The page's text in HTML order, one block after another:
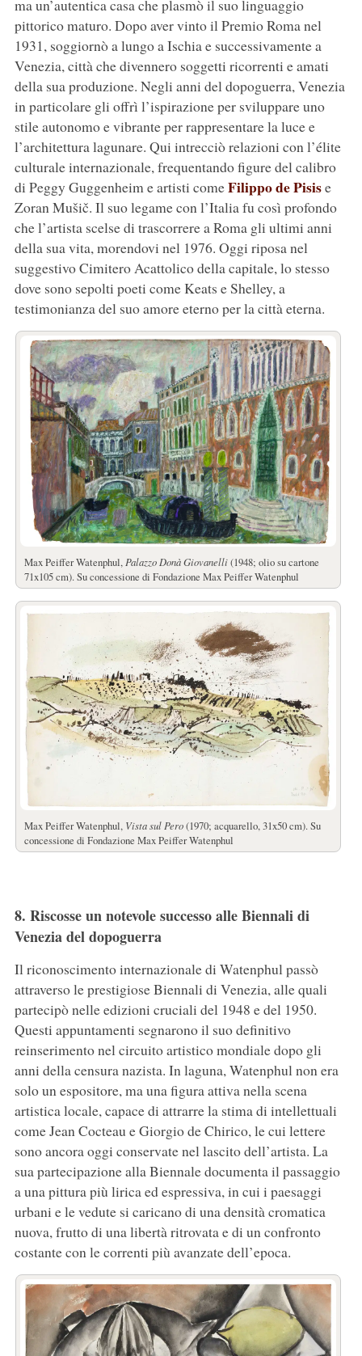
ma un’autentica casa che plasmò il suo linguaggio
pittorico maturo. Dopo aver vinto il Premio Roma nel
1931, soggiornò a lungo a Ischia e successivamente a
Venezia, città che divennero soggetti ricorrenti e amati
della sua produzione. Negli anni del dopoguerra, Venezia
in particolare gli offrì l’ispirazione per sviluppare uno
stile autonomo e vibrante per rappresentare la luce e
l’architettura lagunare. Qui intrecciò relazioni con l’élite
culturale internazionale, frequentando figure del calibro
di Peggy Guggenheim e artisti comeFilippo de Pisise
Zoran Mušič. Il suo legame con l’Italia fu così profondo
che l’artista scelse di trascorrere a Roma gli ultimi anni
della sua vita, morendovi nel 1976. Oggi riposa nel
suggestivo Cimitero Acattolico della capitale, lo stesso
dove sono sepolti poeti come Keats e Shelley, a
testimonianza del suo amore eterno per la città eterna.
Max Peiffer Watenphul, Palazzo Donà Giovanelli(1948; olio su cartone
71x105 cm). Su concessione di Fondazione Max Peiffer Watenphul
Max Peiffer Watenphul, Vista sul Pero(1970; acquarello, 31x50 cm). Su
concessione di Fondazione Max Peiffer Watenphul
8. Riscosse un notevole successo alle Biennali di
Venezia del dopoguerra
Il riconoscimento internazionale di Watenphul passò
attraverso le prestigiose Biennali di Venezia, alle quali
partecipò nelle edizioni cruciali del 1948 e del 1950.
Questi appuntamenti segnarono il suo definitivo
reinserimento nel circuito artistico mondiale dopo gli
anni della censura nazista. In laguna, Watenphul non era
solo un espositore, ma una figura attiva nella scena
artistica locale, capace di attrarre la stima di intellettuali
come Jean Cocteau e Giorgio de Chirico, le cui lettere
sono ancora oggi conservate nel lascito dell’artista. La
sua partecipazione alla Biennale documenta il passaggio
a una pittura più lirica ed espressiva, in cui i paesaggi
urbani e le vedute si caricano di una densità cromatica
nuova, frutto di una libertà ritrovata e di un confronto
costante con le correnti più avanzate dell’epoca.